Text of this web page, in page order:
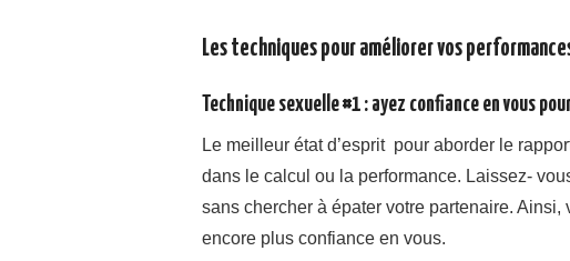
Les techniques pour améliorer vos
Technique sexuelle #1 : ayez confiance en vous
Le meilleur état d’esprit pour aborder le
dans le calcul ou la performance. Laissez-
sans chercher à épater votre partenaire.
encore plus confiance en vous.